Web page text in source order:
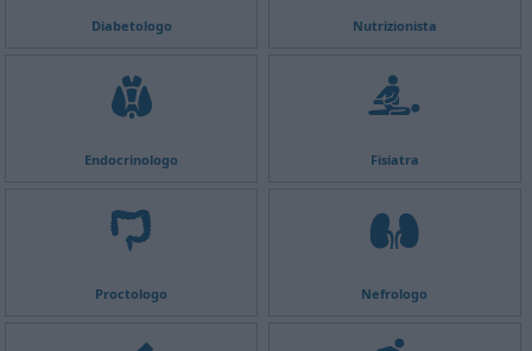
Diabetologo Nutrizionista
Endocrinologo Fisiatra
Proctologo Nefrologo